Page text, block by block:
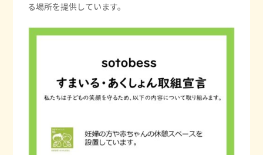
る場所を提供しています。